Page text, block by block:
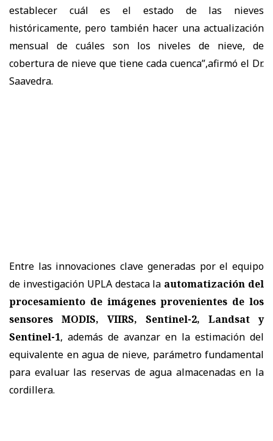
establecer cuál es el estado de las nieves
históricamente, pero también hacer una actualización
mensual de cuáles son los niveles de nieve, de
cobertura de nieve que tiene cada cuenca”,afirmó el Dr.
Saavedra.
Entre las innovaciones clave generadas por el equipo
de investigación UPLA destaca la automatización del
procesamiento de imágenes provenientes de los
sensores MODIS, VIIRS, Sentinel-2, Landsat y
Sentinel-1, además de avanzar en la estimación del
equivalente en agua de nieve, parámetro fundamental
para evaluar las reservas de agua almacenadas en la
cordillera.